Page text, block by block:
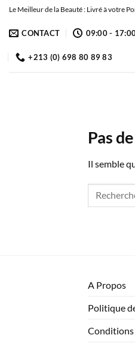
Passer
contenu
Le Meilleur de la Beauté : Livré à votre
CONTACT 09:00 -
+213 (0) 698 80 89 83
Pas
Il semble
A Propos
Politique
Conditions